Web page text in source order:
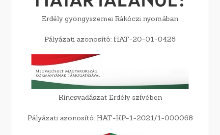
Erdély gyöngyszemei Rákóczi nyomában
Pályázati azonosító: HAT-20-01-0426
Kincsvadászat Erdély szívében
Pályázati azonosító: HAT-KP-1-2021/1-000068